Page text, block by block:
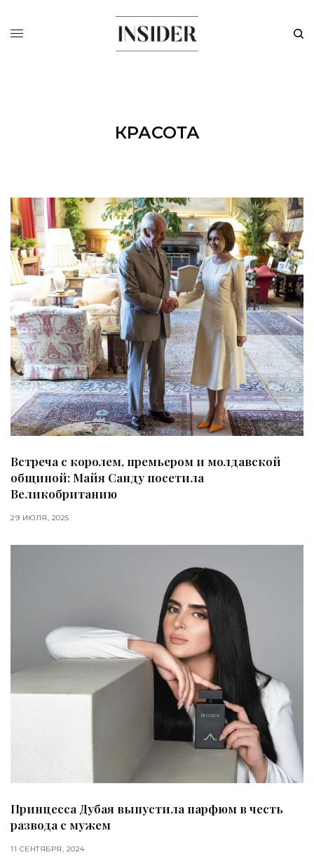
КРАСОТА
Встреча с королем, премьером и молдавской
общиной: Майя Санду посетила
Великобританию
29 ИЮЛЯ, 2025
Принцесса Дубая выпустила парфюм в честь
развода с мужем
11 СЕНТЯБРЯ, 2024